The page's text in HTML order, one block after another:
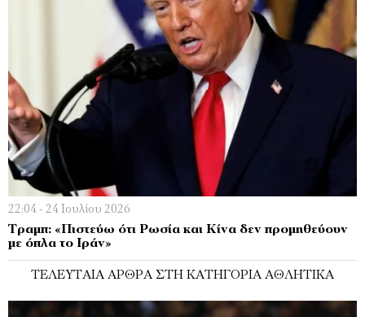
22:04 - 24 Ιουλίου 2026
Τραμπ: «Πιστεύω ότι Ρωσία και Κίνα δεν προμηθεύουν
με όπλα το Ιράν»
ΤΕΛΕΥΤΑΊΑ ΆΡΘΡΑ ΣΤΗ ΚΑΤΗΓΟΡΊΑ ΑΘΛΗΤΙΚΆ